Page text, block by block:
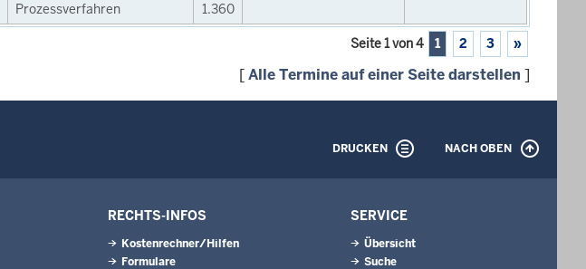
Prozessverfahren
1.360
Seite 1 von 4 1 2 3 »
[Alle Termine auf einer Seite darstellen ]
DRUCKEN NACH OBEN
RECHTS-INFOS
Kostenrechner/Hilfen
Formulare
SERVICE
Übersicht
Suche